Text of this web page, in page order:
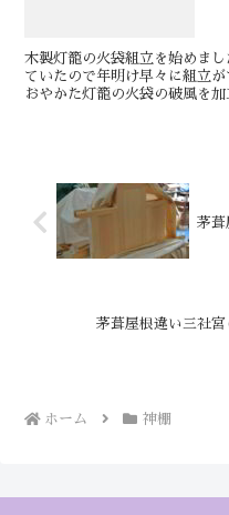
木製灯籠の火袋組立を始めま
ていたので年明け早々に組立
おやかた灯籠の火袋の破風を
茅葺
茅葺屋根違い三社
ホーム 神棚